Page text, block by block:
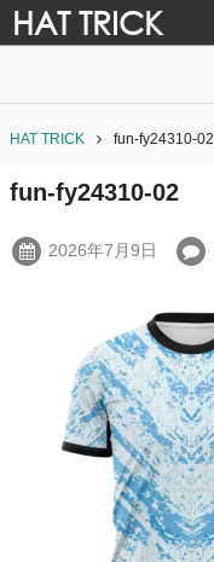
HAT TRICK
HAT TRICK fun-fy24310-02
fun-fy24310-02
2026年7月9日